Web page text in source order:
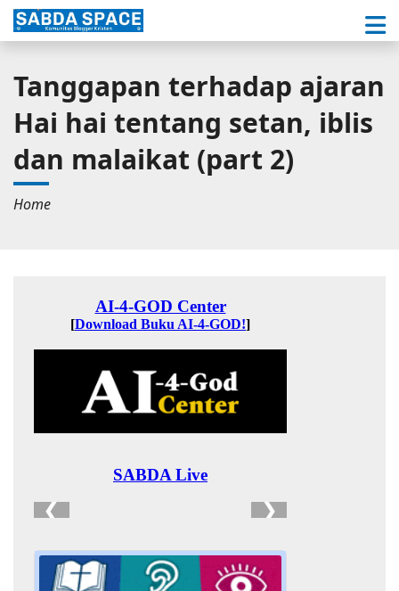
Tanggapan terhadap ajaran
Hai hai tentang setan, iblis
dan malaikat (part 2)
Home